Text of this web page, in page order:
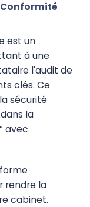
Conformité
est un
à une
l'audit de
clés. Ce
sécurité
la
avec
rendre la
cabinet.